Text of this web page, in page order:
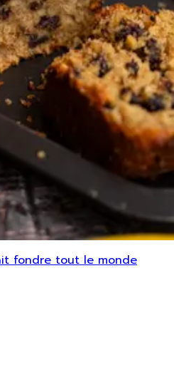
fondre tout le monde